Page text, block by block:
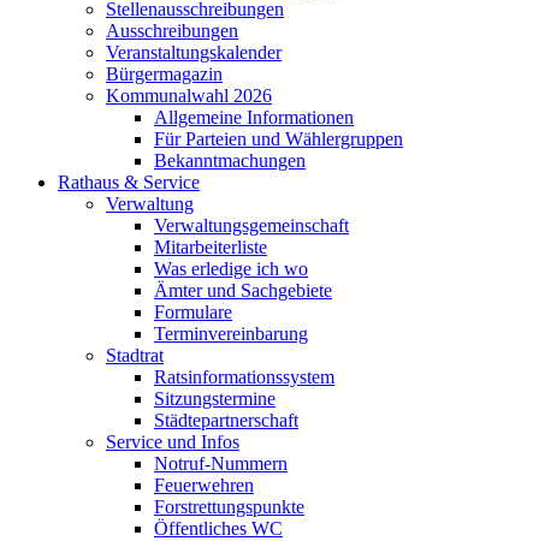
Stellenausschreibungen
Ausschreibungen
Veranstaltungskalender
Bürgermagazin
Kommunalwahl 2026
Allgemeine Informationen
Für Parteien und Wählergruppen
Bekanntmachungen
Rathaus & Service
Verwaltung
Verwaltungsgemeinschaft
Mitarbeiterliste
Was erledige ich wo
Ämter und Sachgebiete
Formulare
Terminvereinbarung
Stadtrat
Ratsinformationssystem
Sitzungstermine
Städtepartnerschaft
Service und Infos
Notruf-Nummern
Feuerwehren
Forstrettungspunkte
Öffentliches WC